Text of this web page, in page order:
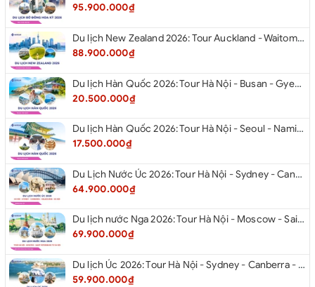
95.900.000₫
Du lịch New Zealand 2026: Tour Auckland - Waitomo - Taupo - Rotorua - Matamata - Hamilton
88.900.000₫
Du lịch Hàn Quốc 2026: Tour Hà Nội - Busan - Gyeongju - Seoul - Đảo Nami - Tàu Điện Ven Biển Haeundae - Cầu Kính Oryukdo - Làng Văn Hóa Huinnyeoul
20.500.000₫
Du lịch Hàn Quốc 2026: Tour Hà Nội - Seoul - Nami - Everland - Painter Show - Thư Viện Sách
17.500.000₫
Du Lịch Nước Úc 2026: Tour Hà Nội - Sydney - Canberra - Melbourne - Hà Nội
64.900.000₫
Du lịch nước Nga 2026: Tour Hà Nội - Moscow - Saint Petersburg từ Hà Nội
69.900.000₫
Du lịch Úc 2026: Tour Hà Nội - Sydney - Canberra - Melbourne - Hà Nội
59.900.000₫